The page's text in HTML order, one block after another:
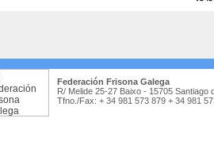
Federación Frisona Galega
R/ Melide 25-27 Baixo - 15705 Santiago
Tfno./Fax: + 34 981 573 879 + 34 981